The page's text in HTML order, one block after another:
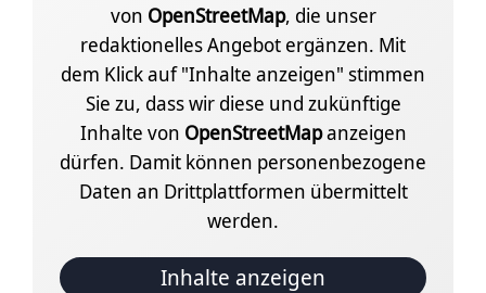
von OpenStreetMap, die unser
redaktionelles Angebot ergänzen. Mit
dem Klick auf "Inhalte anzeigen" stimmen
Sie zu, dass wir diese und zukünftige
Inhalte von OpenStreetMapanzeigen
dürfen. Damit können personenbezogene
Daten an Drittplattformen übermittelt
werden.
Inhalte anzeigen